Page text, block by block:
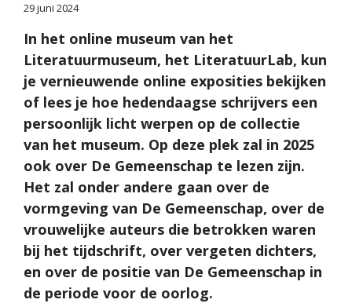
29 juni 2024
In het online museum van het
Literatuurmuseum, het LiteratuurLab, kun
je vernieuwende online exposities bekijken
of lees je hoe hedendaagse schrijvers een
persoonlijk licht werpen op de collectie
van het museum. Op deze plek zal in 2025
ook over De Gemeenschap te lezen zijn.
Het zal onder andere gaan over de
vormgeving van De Gemeenschap, over de
vrouwelijke auteurs die betrokken waren
bij het tijdschrift, over vergeten dichters,
en over de positie van De Gemeenschap in
de periode voor de oorlog.